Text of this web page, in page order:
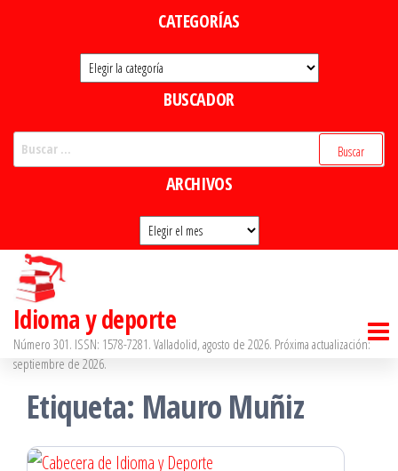
CATEGORÍAS
Categorías
BUSCADOR
ARCHIVOS
Archivos
Idioma y deporte
Número 301. ISSN: 1578-7281. Valladolid, agosto de 2026. Próxima actualización:
septiembre de 2026.
Etiqueta: Mauro Muñiz